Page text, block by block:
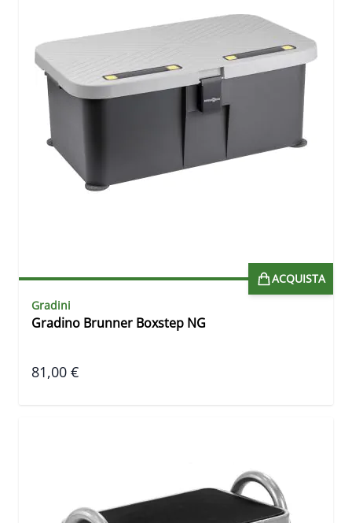
ACQUISTA
Gradini
Gradino Brunner Boxstep NG
81,00 €